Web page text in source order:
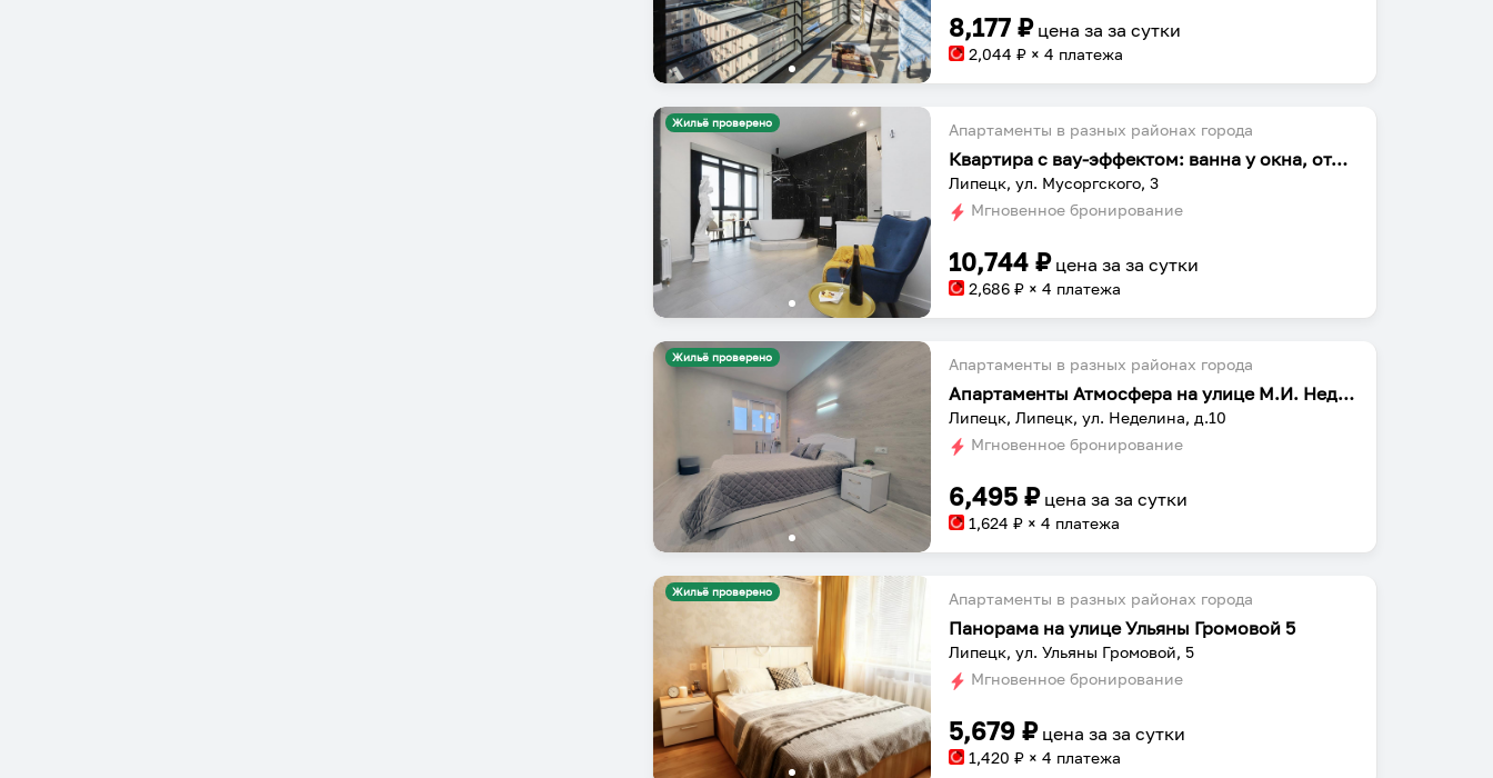
8,177 ₽ цена заза сутки
2,044 ₽ × 4 платежа
Жильё проверено Апартаменты в разных районах города
Квартира с вау‑эффектом: ванна у окна, отдельный душ и подвесной шар!
Липецк, ул. Мусоргского, 3
Мгновенное бронирование
10,744 ₽ цена заза сутки
2,686 ₽ × 4 платежа
Жильё проверено Апартаменты в разных районах города
Апартаменты Атмосфера на улице М.И. Неделина 10
Липецк, Липецк, ул. Неделина, д.10
Мгновенное бронирование
6,495 ₽ цена заза сутки
1,624 ₽ × 4 платежа
Жильё проверено Апартаменты в разных районах города
Панорама на улице Ульяны Громовой 5
Липецк, ул. Ульяны Громовой, 5
Мгновенное бронирование
5,679 ₽ цена заза сутки
1,420 ₽ × 4 платежа